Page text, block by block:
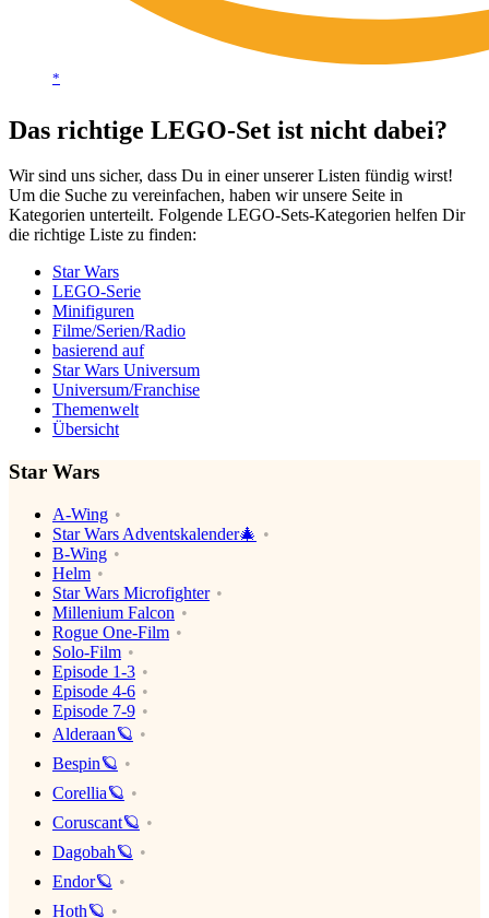
*
Das richtige LEGO-Set ist nicht dabei?
Wir sind uns sicher, dass Du in einer unserer Listen fündig wirst!
Um die Suche zu vereinfachen, haben wir unsere Seite in
Kategorien unterteilt. Folgende LEGO-Sets-Kategorien helfen Dir
die richtige Liste zu finden:
Star Wars
LEGO-Serie
Minifiguren
Filme/Serien/Radio
basierend auf
Star Wars Universum
Universum/Franchise
Themenwelt
Übersicht
Star Wars
A-Wing
Star Wars Adventskalender🎄
B-Wing
Helm
Star Wars Microfighter
Millenium Falcon
Rogue One-Film
Solo-Film
Episode 1-3
Episode 4-6
Episode 7-9
Alderaan🪐
Bespin🪐
Corellia🪐
Coruscant🪐
Dagobah🪐
Endor🪐
Hoth🪐